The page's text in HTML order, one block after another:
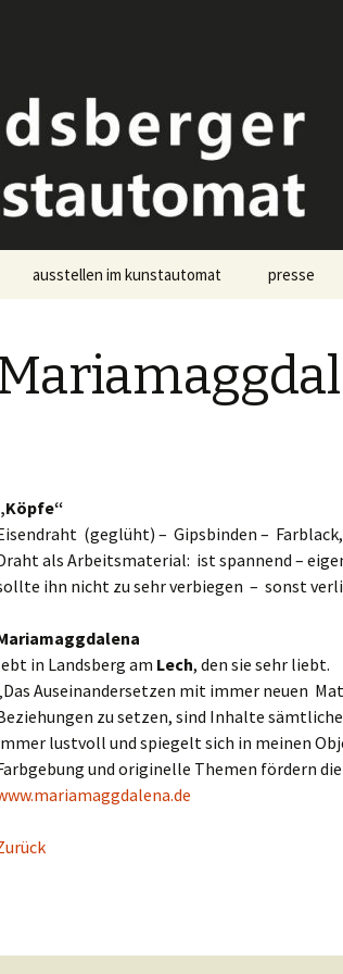
ausstellen im kunstautomat presse
(geglüht) – Gipsbinden – Farblack,
als Arbeitsmaterial: ist spannend –
ihn nicht zu sehr verbiegen – sonst
in Landsberg am Lech, den sie sehr liebt.
Auseinandersetzen mit immer neuen
zu setzen, sind Inhalte
lustvoll und spiegelt sich in meinen
und originelle Themen fördern